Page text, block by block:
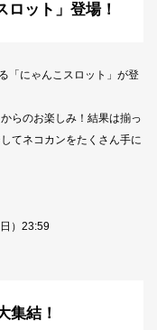
ロット」登場！
「にゃんこスロット」が登
らのお楽しみ！結果は揃っ
てネコカンをたくさん手に
）23:59
集結！